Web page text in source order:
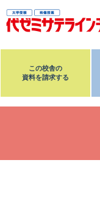
この校舎の
資料を請求する